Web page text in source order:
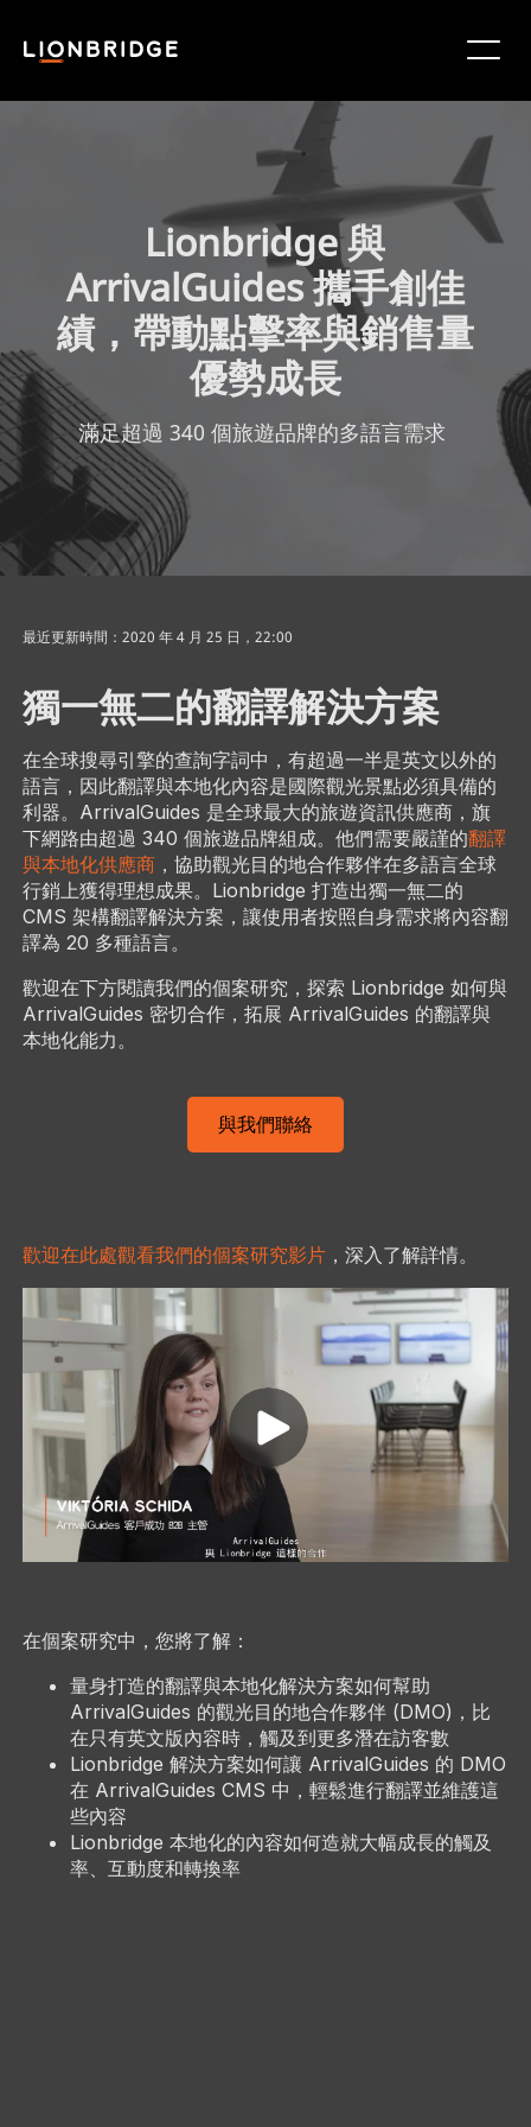
Lionbridge 與
ArrivalGuides 攜手創佳
績，帶動點擊率與銷售量
優勢成長
滿足超過 340 個旅遊品牌的多語言需求
最近更新時間：2020 年 4 月 25 日，22:00
獨一無二的翻譯解決方案
在全球搜尋引擎的查詢字詞中，有超過一半是英文以外的
語言，因此翻譯與本地化內容是國際觀光景點必須具備的
利器。ArrivalGuides 是全球最大的旅遊資訊供應商，旗
下網路由超過 340 個旅遊品牌組成。他們需要嚴謹的翻譯
與本地化供應商，協助觀光目的地合作夥伴在多語言全球
行銷上獲得理想成果。Lionbridge 打造出獨一無二的
CMS 架構翻譯解決方案，讓使用者按照自身需求將內容翻
譯為 20 多種語言。
歡迎在下方閱讀我們的個案研究，探索 Lionbridge 如何與
ArrivalGuides 密切合作，拓展 ArrivalGuides 的翻譯與
本地化能力。
與我們聯絡
歡迎在此處觀看我們的個案研究影片，深入了解詳情。
在個案研究中，您將了解：
量身打造的翻譯與本地化解決方案如何幫助
ArrivalGuides 的觀光目的地合作夥伴 (DMO)，比
在只有英文版內容時，觸及到更多潛在訪客數
Lionbridge 解決方案如何讓 ArrivalGuides 的 DMO
在 ArrivalGuides CMS 中，輕鬆進行翻譯並維護這
些內容
Lionbridge 本地化的內容如何造就大幅成長的觸及
率、互動度和轉換率